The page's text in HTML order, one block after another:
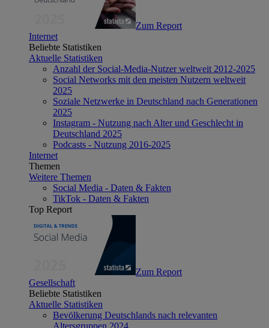
Zum Report
Internet
Beliebte Statistiken
Aktuelle Statistiken
Anzahl der Social-Media-Nutzer weltweit 2012-2025
Social Networks mit den meisten Nutzern weltweit
2025
Soziale Netzwerke in Deutschland nach Generationen
2025
Instagram - Nutzung nach Alter und Geschlecht in
Deutschland 2025
Podcasts - Nutzung 2016-2025
Internet
Themen
Weitere Themen
Social Media - Daten & Fakten
TikTok - Daten & Fakten
Top Report
Zum Report
Gesellschaft
Beliebte Statistiken
Aktuelle Statistiken
Bevölkerung Deutschlands nach relevanten
Altersgruppen 2024